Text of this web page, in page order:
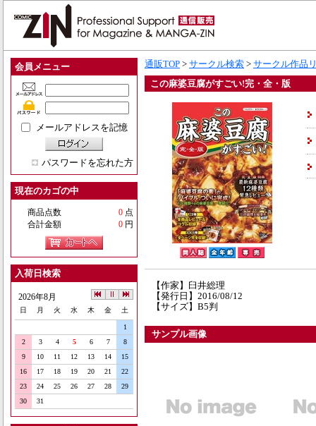
会員メニュー
メールアドレスを記憶
パスワードを忘れた方
現在のカゴの中
商品点数 0 点
合計金額
0 円
入荷日検索
2026年8月
日 月 火 水 木 金 土
1
2
3 4 5 6 7
8
9
10 11 12 13 14
15
16
17 18 19 20 21
22
23
24 25 26 27 28
29
30
31
通販TOP > サークル検索 > サークル作品
この麻婆豆腐がすごい!完・全・版
【作家】臼井総理
【発行日】2016/08/12
【サイズ】B5判
サンプル画像